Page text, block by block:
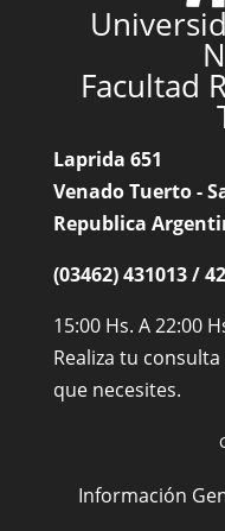
Facultad
Laprida 651
Venado Tuerto -
Republica
(03462) 431013 /
15:00 Hs. A 22:00
Realiza tu
que necesites.
Información